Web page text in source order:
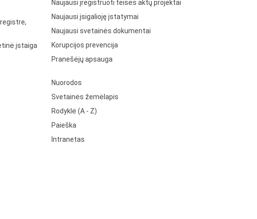
įstaiga
Naujausi įregistruoti teisės aktų projektai
Naujausi įsigalioję įstatymai
Naujausi svetainės dokumentai
Korupcijos prevencija
Pranešėjų apsauga
Nuorodos
Svetainės žemėlapis
Rodyklė (A - Z)
Paieška
Intranetas